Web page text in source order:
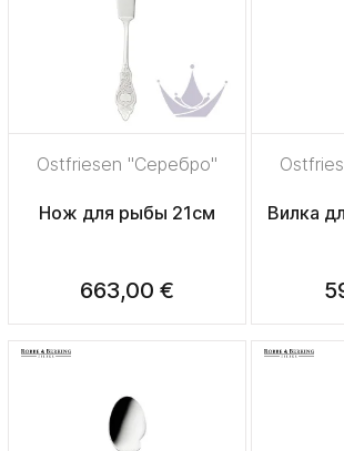
Ostfriesen "Серебро"
Нож для рыбы 21см
663,00 €
Вилка